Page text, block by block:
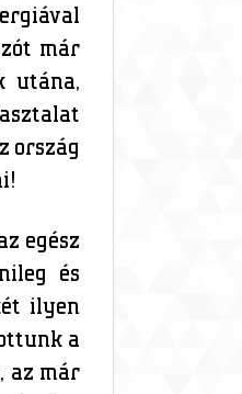
már
utána,
ország
egész
és
ilyen
a
az már